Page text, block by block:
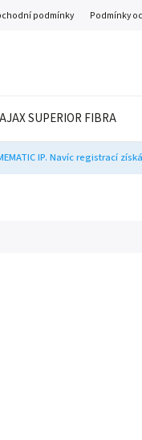
podmínky Podmínky
SUPERIOR FIBRA
IP. Navíc registrací